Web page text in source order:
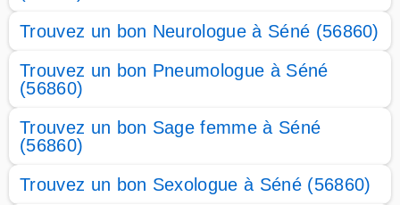
Trouvez un bon Neurologue à Séné (56860)
Trouvez un bon Pneumologue à Séné
(56860)
Trouvez un bon Sage femme à Séné
(56860)
Trouvez un bon Sexologue à Séné (56860)